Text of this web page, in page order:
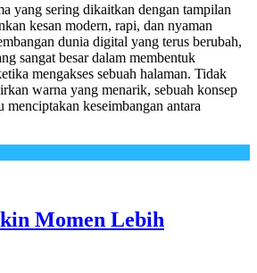
yang sering dikaitkan dengan tampilan
kesan modern, rapi, dan nyaman
dunia digital yang terus berubah,
sangat besar dalam membentuk
mengakses sebuah halaman. Tidak
warna yang menarik, sebuah konsep
menciptakan keseimbangan antara
Momen Lebih